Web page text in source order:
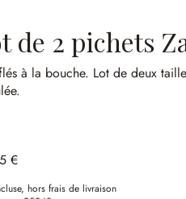
de 2 pichets
à la bouche. Lot de deux
€
hors frais de livraison